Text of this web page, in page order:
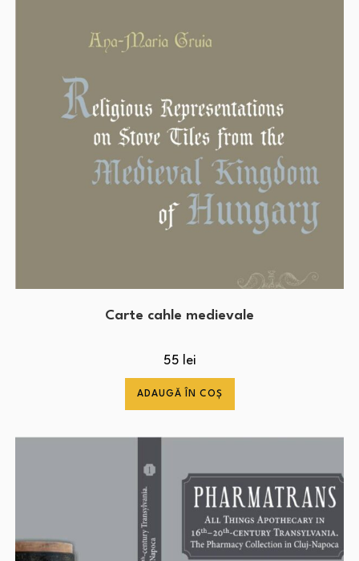
Carte cahle medievale
55 lei
ADAUGĂ ÎN COȘ